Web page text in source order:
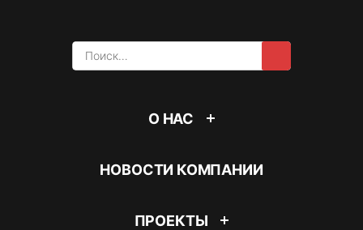
Найти:
О НАС
НОВОСТИ КОМПАНИИ
ПРОЕКТЫ